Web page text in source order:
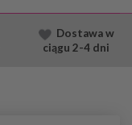
Dostawaw
ciągu 2-4 dni